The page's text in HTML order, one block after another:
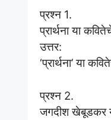
प्रश्न 1.
प्रार्थना या
उत्तर:
‘प्रार्थना’ या
प्रश्न 2.
जगदीश खेबूडकर